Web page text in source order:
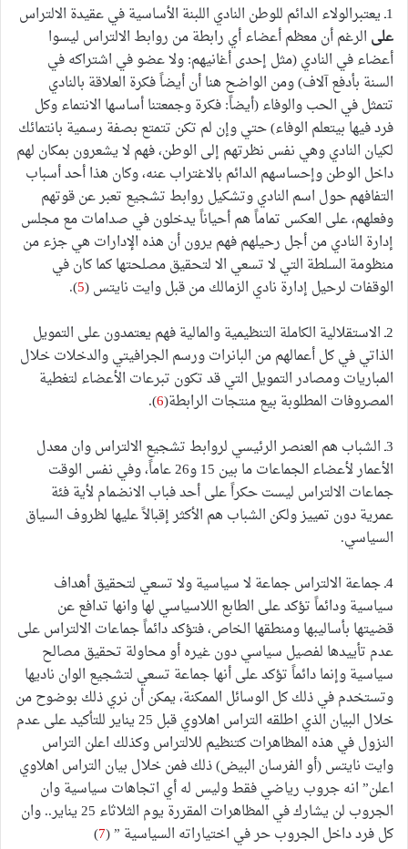
1ـ يعتبرالولاء الدائم للوطن النادي اللبنة الأساسية في عقيدة الالتراس
على الرغم أن معظم أعضاء أي رابطة من روابط الالتراس ليسوا
أعضاء في النادي (مثل إحدى أغانيهم: ولا عضو في اشتراكه في
السنة بأدفع آلاف) ومن الواضح هنا أن أيضاً فكرة العلاقة بالنادي
تتمثل في الحب والوفاء (أيضاً: فكرة وجمعتنا أساسها الانتماء وكل
فرد فيها بيتعلم الوفاء) حتي وإن لم تكن تتمتع بصفة رسمية بانتمائك
لكيان النادي وهي نفس نظرتهم إلى الوطن، فهم لا يشعرون بمكان لهم
داخل الوطن وإحساسهم الدائم بالاغتراب عنه، وكان هذا أحد أسباب
التفافهم حول اسم النادي وتشكيل روابط تشجيع تعبر عن قوتهم
وفعلهم، على العكس تماماً هم أحياناً يدخلون في صدامات مع مجلس
إدارة النادي من أجل رحيلهم فهم يرون أن هذه الإدارات هي جزء من
منظومة السلطة التي لا تسعي الا لتحقيق مصلحتها كما كان في
الوقفات لرحيل إدارة نادي الزمالك من قبل وايت نايتس (5
).
2ـ الاستقلالية الكاملة التنظيمية والمالية فهم يعتمدون على التمويل
الذاتي في كل أعمالهم من البانرات ورسم الجرافيتي والدخلات خلال
المباريات ومصادر التمويل التي قد تكون تبرعات الأعضاء لتغطية
المصروفات المطلوبة بيع منتجات الرابطة(6
).
3ـ الشباب هم العنصر الرئيسي لروابط تشجيع الالتراس وان معدل
الأعمار لأعضاء الجماعات ما بين 15 و26 عاماً، وفي نفس الوقت
جماعات الالتراس ليست حكراً على أحد فباب الانضمام لأية فئة
عمرية دون تمييز ولكن الشباب هم الأكثر إقبالاً عليها لظروف السياق
السياسي.
4ـ جماعة الالتراس جماعة لا سياسية ولا تسعي لتحقيق أهداف
سياسية ودائماً تؤكد على الطابع اللاسياسي لها وانها تدافع عن
قضيتها بأساليبها ومنطقها الخاص، فتؤكد دائماً جماعات الالتراس على
عدم تأييدها لفصيل سياسي دون غيره أو محاولة تحقيق مصالح
سياسية وإنما دائماً تؤكد على أنها جماعة تسعي لتشجيع الوان ناديها
وتستخدم في ذلك كل الوسائل الممكنة، يمكن أن نري ذلك بوضوح من
خلال البيان الذي اطلقه التراس اهلاوي قبل 25 يناير للتأكيد على عدم
النزول في هذه المظاهرات كتنظيم للالتراس وكذلك اعلن التراس
وايت نايتس (أو الفرسان البيض) ذلك فمن خلال بيان التراس اهلاوي
اعلن” انه جروب رياضي فقط وليس له أي اتجاهات سياسية وان
الجروب لن يشارك في المظاهرات المقررة يوم الثلاثاء 25 يناير.. وان
كل فرد داخل الجروب حر في اختياراته السياسية ” (7
)